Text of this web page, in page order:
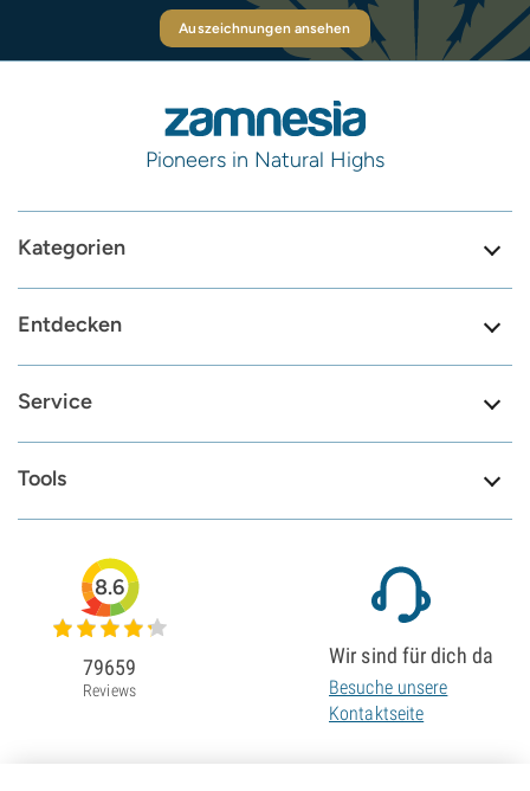
Auszeichnungen ansehen
Pioneers in Natural Highs
Kategorien
Entdecken
Service
Tools
8.6
79659
Reviews
Wir sind für dich da
Besuche unsere
Kontaktseite